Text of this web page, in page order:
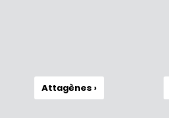
Attagènes ›